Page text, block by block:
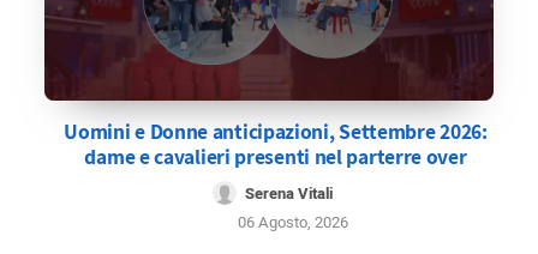
Uomini e Donne anticipazioni, Settembre 2026:
dame e cavalieri presenti nel parterre over
Serena Vitali
06 Agosto, 2026